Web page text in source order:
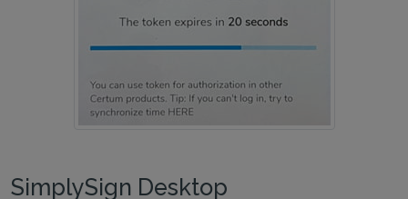
SimplySign Desktop